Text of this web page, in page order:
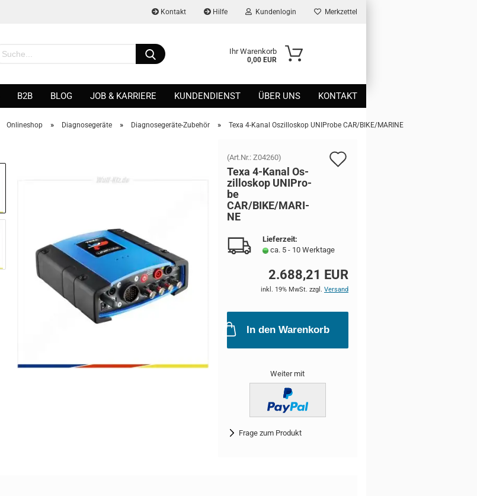
Kontakt Hilfe Kundenlogin Merkzettel
Ihr Warenkorb
0,00 EUR
B2B BLOG JOB & KARRIERE KUNDENDIENST ÜBER UNS KONTAKT
Onlineshop » Diagnosegeräte » Diagnosegeräte-Zubehör » Texa 4-Kanal Oszilloskop UNIProbe CAR/BIKE/MARINE
(Art.Nr.: Z04260)
Texa 4-​Kanal Os­
zil­lo­skop UNI­Pro­
be
CAR/BIKE/MA­RI­
NE
Lieferzeit:
ca. 5 - 10 Werktage
2.688,21 EUR
inkl. 19% MwSt. zzgl. Versand
In den Warenkorb
Weiter mit
Frage zum Produkt